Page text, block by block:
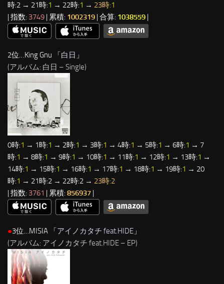
時:2 → 21時:1 → 22時:1 → 23時:1
| 指数: 3749 | 累積: 1002319 | 合算: 1038559 |
2位…King Gnu 「白日 」
(アルバム: 白日 – Single)
0時:1 → 1時:1 → 2時:1 → 3時:1 → 4時:1 → 5時:1 → 6時:1 → 7
時:1 → 8時:1 → 9時:1 → 10時:1 → 11時:1 → 12時:1 → 13時:1 →
14時:1 → 15時:1 → 16時:1 → 17時:1 → 18時:1 → 19時:1 → 20
時:1 → 21時:2 → 22時:2 → 23時:2
| 指数: 3761 | 累積: 856937 |
●3位…MISIA 「 アイノカタチ feat.HIDE 」
(アルバム: アイノカタチ feat.HIDE – EP)